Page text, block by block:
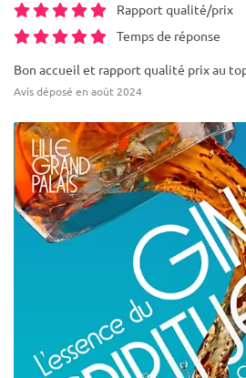
Rapport qualité/prix
Temps de réponse
Bon accueil et rapport qualité prix au
Avis déposé en août 2024